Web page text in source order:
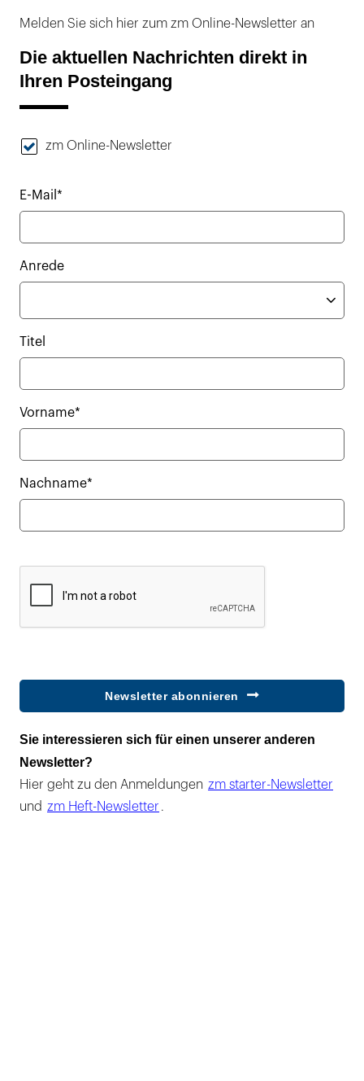
Melden Sie sich hier zum zm Online-Newsletter an
Die aktuellen Nachrichten direkt in
Ihren Posteingang
zm Online-Newsletter
E-Mail*
Anrede
Titel
Vorname*
Nachname*
Newsletter abonnieren
Sie interessieren sich für einen unserer anderen
Newsletter?
Hier geht zu den Anmeldungen zm starter-Newsletter
und zm Heft-Newsletter .